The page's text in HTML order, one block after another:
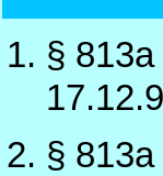
§
§